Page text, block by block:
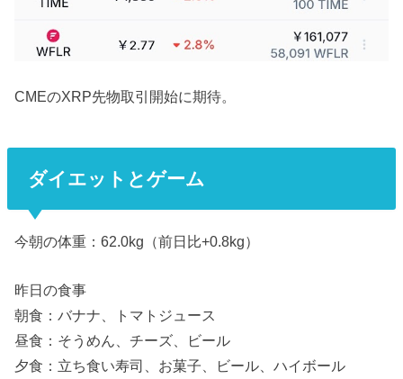
CMEのXRP先物取引開始に期待。
ダイエットとゲーム
今朝の体重：62.0kg（前日比+0.8kg）
昨日の食事
朝食：バナナ、トマトジュース
昼食：そうめん、チーズ、ビール
夕食：立ち食い寿司、お菓子、ビール、ハイボール